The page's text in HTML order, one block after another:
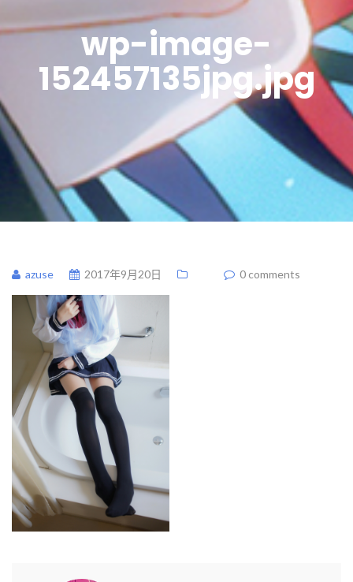
wp-image-
152457135jpg.jpg
azuse 2017年9月20日 0 comments